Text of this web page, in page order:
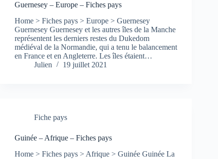
Guernesey – Europe – Fiches pays
Home > Fiches pays > Europe > Guernesey
Guernesey Guernesey et les autres îles de la Manche
représentent les derniers restes du Dukedom
médiéval de la Normandie, qui a tenu le balancement
en France et en Angleterre. Les îles étaient…
Julien
19 juillet 2021
Fiche pays
Guinée – Afrique – Fiches pays
Home > Fiches pays > Afrique > Guinée Guinée La